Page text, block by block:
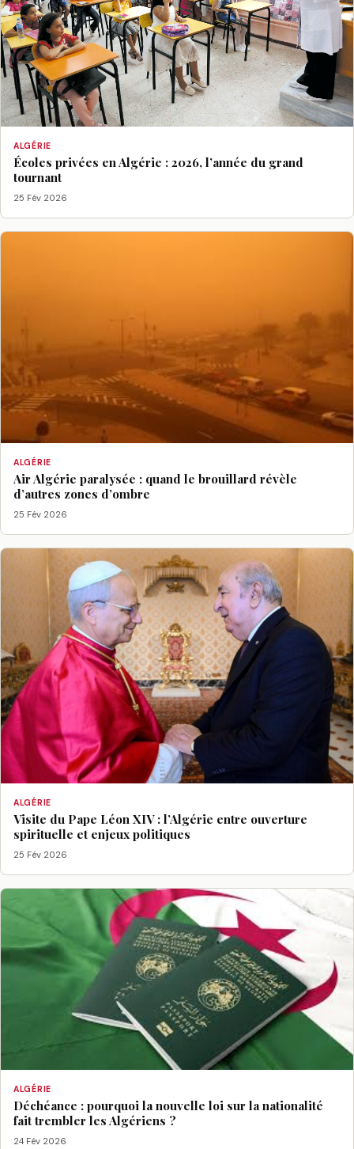
ALGÉRIE
Écoles privées en Algérie : 2026, l’année du grand
tournant
25 Fév 2026
ALGÉRIE
Air Algérie paralysée : quand le brouillard révèle
d’autres zones d’ombre
25 Fév 2026
ALGÉRIE
Visite du Pape Léon XIV : l’Algérie entre ouverture
spirituelle et enjeux politiques
25 Fév 2026
ALGÉRIE
Déchéance : pourquoi la nouvelle loi sur la nationalité
fait trembler les Algériens ?
24 Fév 2026